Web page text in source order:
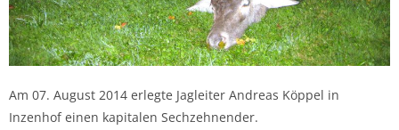
Am 07. August 2014 erlegte Jagleiter Andreas Köppel in
Inzenhof einen kapitalen Sechzehnender.